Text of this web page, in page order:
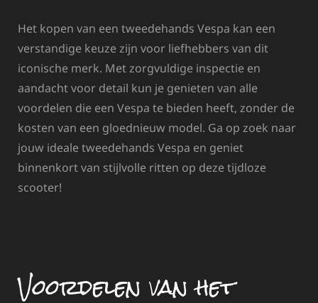
Het kopen van een tweedehands Vespa kan een
verstandige keuze zijn voor liefhebbers van dit
iconische merk. Met zorgvuldige inspectie en
aandacht voor detail kun je genieten van alle
voordelen die een Vespa te bieden heeft, zonder de
kosten van een gloednieuw model. Ga op zoek naar
jouw ideale tweedehands Vespa en geniet
binnenkort van stijlvolle ritten op deze tijdloze
scooter!
Voordelen van het